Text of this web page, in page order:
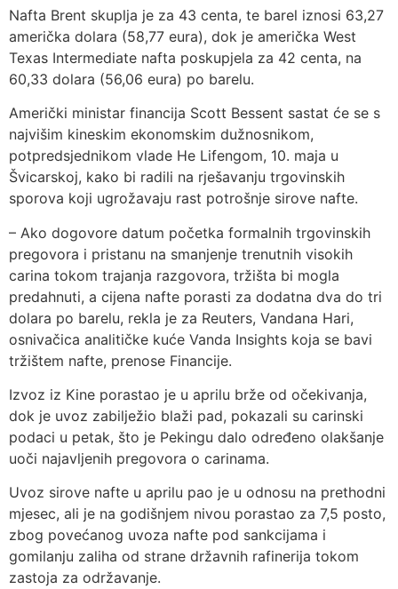
Nafta Brent skuplja je za 43 centa, te barel iznosi 63,27
američka dolara (58,77 eura), dok je američka West
Texas Intermediate nafta poskupjela za 42 centa, na
60,33 dolara (56,06 eura) po barelu.
Američki ministar financija Scott Bessent sastat će se s
najvišim kineskim ekonomskim dužnosnikom,
potpredsjednikom vlade He Lifengom, 10. maja u
Švicarskoj, kako bi radili na rješavanju trgovinskih
sporova koji ugrožavaju rast potrošnje sirove nafte.
– Ako dogovore datum početka formalnih trgovinskih
pregovora i pristanu na smanjenje trenutnih visokih
carina tokom trajanja razgovora, tržišta bi mogla
predahnuti, a cijena nafte porasti za dodatna dva do tri
dolara po barelu, rekla je za Reuters, Vandana Hari,
osnivačica analitičke kuće Vanda Insights koja se bavi
tržištem nafte, prenose Financije.
Izvoz iz Kine porastao je u aprilu brže od očekivanja,
dok je uvoz zabilježio blaži pad, pokazali su carinski
podaci u petak, što je Pekingu dalo određeno olakšanje
uoči najavljenih pregovora o carinama.
Uvoz sirove nafte u aprilu pao je u odnosu na prethodni
mjesec, ali je na godišnjem nivou porastao za 7,5 posto,
zbog povećanog uvoza nafte pod sankcijama i
gomilanju zaliha od strane državnih rafinerija tokom
zastoja za održavanje.